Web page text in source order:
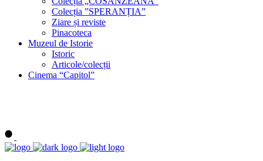
Colecția ”SPERANȚIA”
Ziare și reviste
Pinacoteca
Muzeul de Istorie
Istoric
Articole/colecții
Cinema “Capitol”